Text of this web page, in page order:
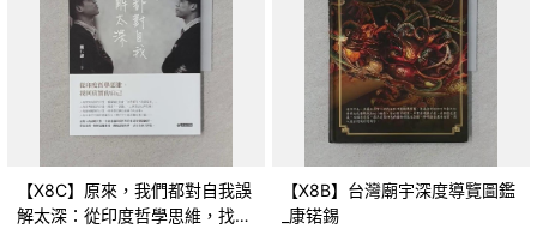
【X8C】原來，我們都對自我誤
解太深：從印度哲學思維，找回
【X8B】台灣廟宇深度導覽圖鑑
_康锘錫